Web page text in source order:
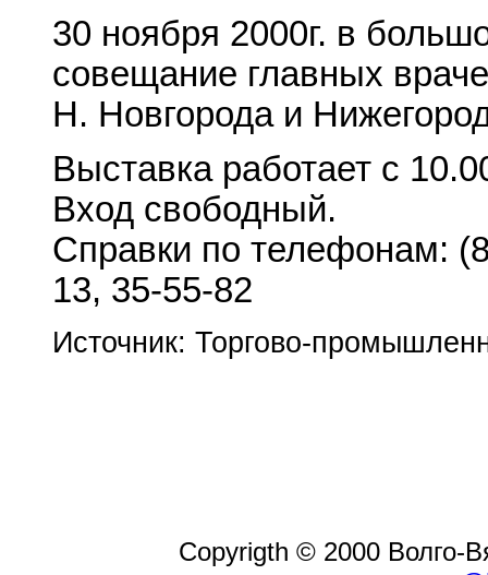
30 ноября 2000г. в
совещание главных
Н. Новгорода и
Выставка работает с
Вход свободный.
Справки по телефонам:
13, 35-55-82
Источник: Торгово-
Copyrigth © 2000 Волго-